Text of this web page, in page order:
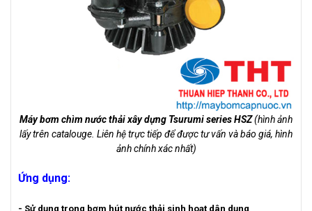
Máy bơm chìm nước thải xây dựng Tsurumi series HSZ(hình ảnh
lấy trên catalouge. Liên hệ trực tiếp để được tư vấn và báo giá, hình
ảnh chính xác nhất)
Ứng dụng:
- Sử dụng trong bơm hút nước thải sinh hoạt dân dụng